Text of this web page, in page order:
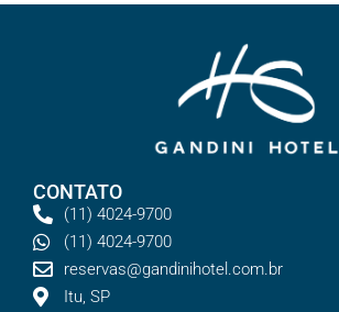
CONTATO
(11) 4024-9700
(11) 4024-9700
reservas@gandinihotel.com.br
Itu, SP